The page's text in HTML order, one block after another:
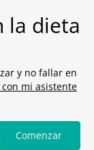
la dieta
y no fallar en
mi asistente
Comenzar